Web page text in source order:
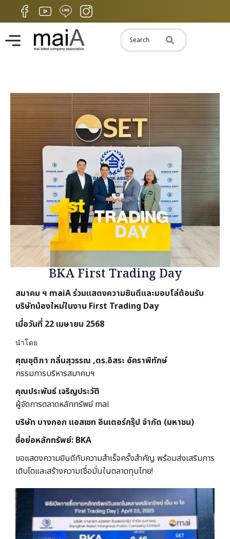
BKA First Trading Day
สมาคม ฯ maiA ร่วมแสดงความยินดีและมอบโล่ต้อนรับ
บริษัทน้องใหม่ในงาน First Trading Day
เมื่อวันที่ 22 เมษายน 2568
นำโดย
คุณชุติภา กลิ่นสุวรรณ ,ดร.อิสระ อัคราพิทักษ์
กรรมการบริหารสมาคมฯ
คุณประพันธ์ เจริญประวัติ
ผู้จัดการตลาดหลักทรัพย์ mai
บริษัท บางกอก แอสเซท อินเตอร์กรุ๊ป จำกัด (มหาชน)
ชื่อย่อหลักทรัพย์: BKA
ขอแสดงความยินดีกับความสำเร็จครั้งสำคัญ พร้อมส่งเสริมการ
เติบโตและสร้างความเชื่อมั่นในตลาดทุนไทย!